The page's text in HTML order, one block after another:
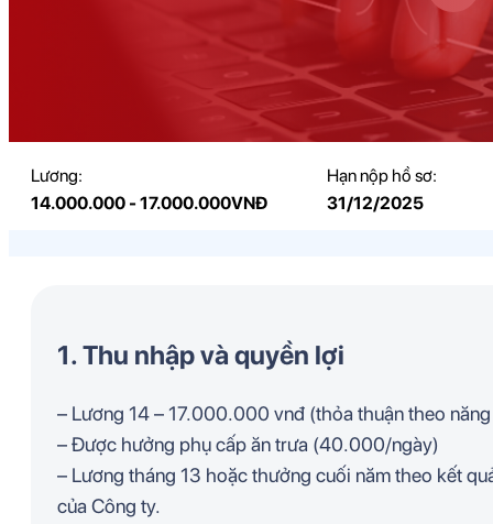
Lương:
14.000.000 - 17.000.000VNĐ
Hạn nộp hồ sơ:
31/12/2025
1. Thu nhập và quyền lợi
– Lương 14 – 17.000.000 vnđ (thỏa thuận theo
– Được hưởng phụ cấp ăn trưa (40.000/ngày)
– Lương tháng 13 hoặc thưởng cuối năm theo kết
của Công ty.